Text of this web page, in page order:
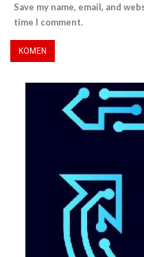
Save my name, email, and
time I comment.